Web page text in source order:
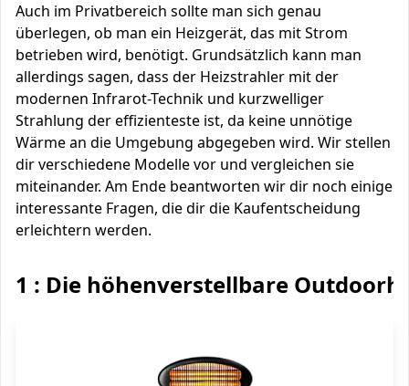
Auch im Privatbereich sollte man sich genau
überlegen, ob man ein Heizgerät, das mit Strom
betrieben wird, benötigt. Grundsätzlich kann man
allerdings sagen, dass der Heizstrahler mit der
modernen Infrarot-Technik und kurzwelliger
Strahlung der effizienteste ist, da keine unnötige
Wärme an die Umgebung abgegeben wird. Wir stellen
dir verschiedene Modelle vor und vergleichen sie
miteinander. Am Ende beantworten wir dir noch einige
interessante Fragen, die dir die Kaufentscheidung
erleichtern werden.
1 : Die höhenverstellbare